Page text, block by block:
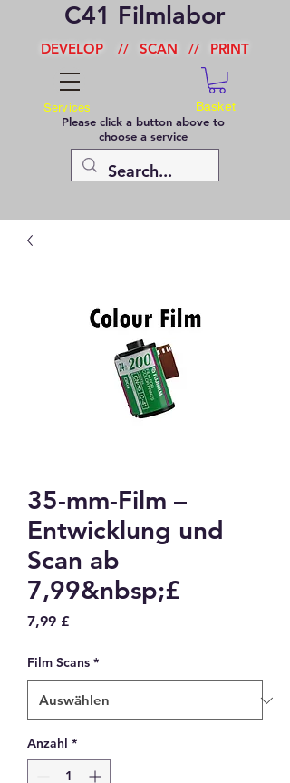
C41 Filmlabor
DEVELOP // SCAN // PRINT
Please click a button above to
choose a service
Basket
Services
35-mm-Film –
Entwicklung und
Scan ab
7,99&nbsp;£
7,99 £Preis
Film Scans *
Anzahl *